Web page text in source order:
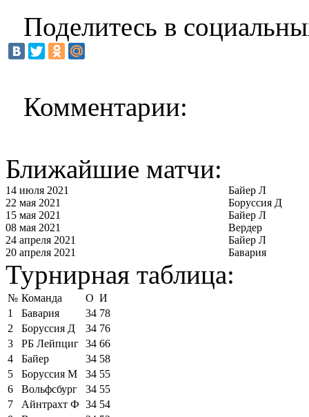
Поделитесь в
Комментарии:
Ближайшие матчи:
14 июля 2021
Байер Л
22 мая 2021
Боруссия Д
15 мая 2021
Байер Л
08 мая 2021
Вердер
24 апреля 2021
Байер Л
20 апреля 2021
Бавария
Турнирная таблица:
№ Команда О И
1
Бавария 34 78
2
Боруссия Д 34 76
3
РБ Лейпциг 34 66
4
Байер 34 58
5
Боруссия М 34 55
6
Вольфсбург 34 55
7
Айнтрахт Ф 34 54